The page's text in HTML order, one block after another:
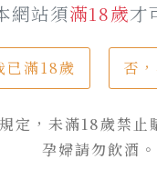
網站須滿18歲才
已滿18歲 否
定，未滿18歲禁止
孕婦請勿飲酒。